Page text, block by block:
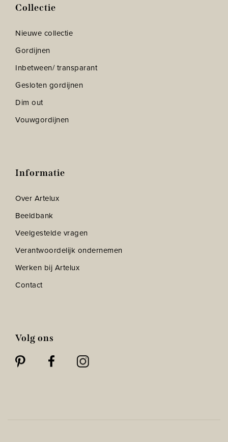
Collectie
Nieuwe collectie
Gordijnen
Inbetween/ transparant
Gesloten gordijnen
Dim out
Vouwgordijnen
Informatie
Over Artelux
Beeldbank
Veelgestelde vragen
Verantwoordelijk ondernemen
Werken bij Artelux
Contact
Volg ons